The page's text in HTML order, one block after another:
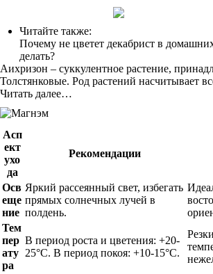
Читайте также:
Почему не цветет декабрист в
делать?
Аихризон – суккулентное растение,
Толстянковые. Род растений насчитывает
Читать далее…
Асп
ект
ухо
да
Рекомендации
Осв
еще
ние
Яркий рассеянный свет, избегать
прямых солнечных лучей в
полдень.
Тем
пер
ату
ра
В период роста и цветения: +20-
25°C. В период покоя: +10-15°C.